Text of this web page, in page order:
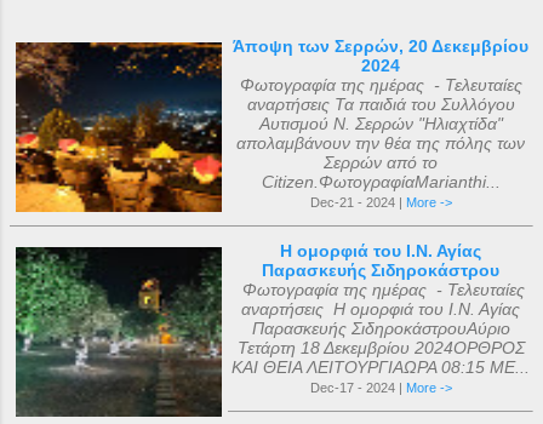
Άποψη των Σερρών, 20 Δεκεμβρίου
2024
Φωτογραφία της ημέρας - Τελευταίες
αναρτήσεις Τα παιδιά του Συλλόγου
Αυτισμού Ν. Σερρών "Ηλιαχτίδα"
απολαμβάνουν την θέα της πόλης των
Σερρών από το
Citizen.ΦωτογραφίαMarianthi...
Dec-21 - 2024 | More ->
Η ομορφιά του Ι.Ν. Αγίας
Παρασκευής Σιδηροκάστρου
Φωτογραφία της ημέρας - Τελευταίες
αναρτήσεις Η ομορφιά του Ι.Ν. Αγίας
Παρασκευής ΣιδηροκάστρουΑύριο
Τετάρτη 18 Δεκεμβρίου 2024ΟΡΘΡΟΣ
ΚΑΙ ΘΕΙΑ ΛΕΙΤΟΥΡΓΙΑΩΡΑ 08:15 ΜΕ...
Dec-17 - 2024 | More ->